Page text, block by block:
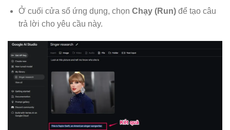
Ở cuối cửa sổ ứng dụng, chọn Chạy (Run)để tạo câu
trả lời cho yêu cầu này.